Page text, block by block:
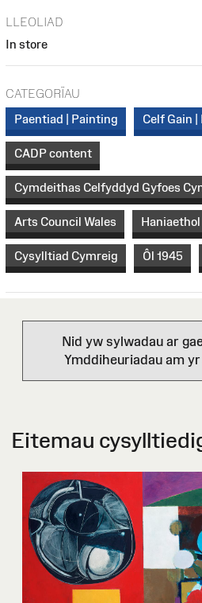
LLEOLIAD
In store
CATEGORÏAU
Paentiad | Painting
Celf Gain |
CADP content
Cymdeithas Celfyddyd Gyfoes
Arts Council Wales Haniaethol
Cysylltiad Cymreig Ôl 1945
Nid yw sylwadau ar
Ymddiheuriadau am
Eitemau